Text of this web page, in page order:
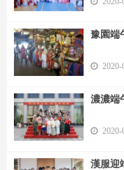
豫園端
2020-
濃濃端
2020-
漢服迎